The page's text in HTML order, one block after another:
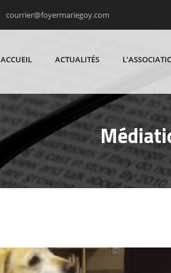
courrier@foyermariegoy.com
ACCUEIL ACTUALITÉS